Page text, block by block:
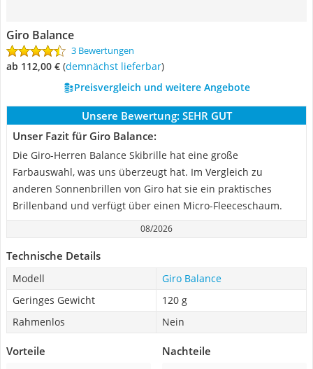
Giro Balance
3 Bewertungen
ab 112,00 € ( Demnächst lieferbar)
Preisvergleich und weitere Angebote
Unsere Bewertung: SEHR GUT
Unser Fazit für Giro Balance:
Die Giro-Herren Balance Skibrille hat eine große
Farbauswahl, was uns überzeugt hat. Im Vergleich zu
anderen Sonnenbrillen von Giro hat sie ein praktisches
Brillenband und verfügt über einen Micro-Fleeceschaum.
08/2026
Technische Details
Modell
Giro Balance
Geringes Gewicht
120 g
Rahmenlos
Nein
Vorteile Nachteile